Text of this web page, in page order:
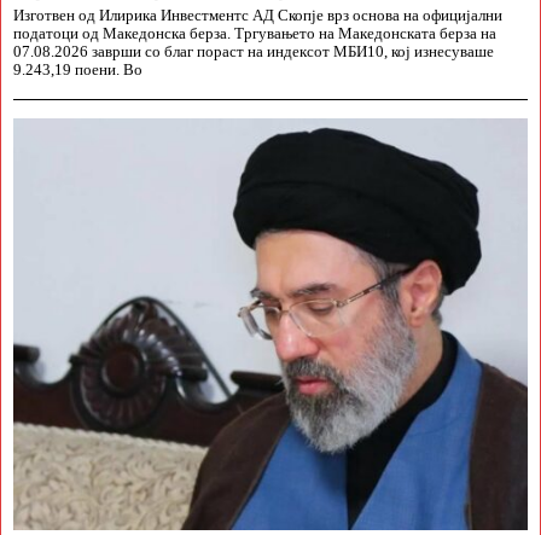
Изготвен од Илирика Инвестментс АД Скопје врз основа на официјални
податоци од Македонска берза. Тргувањето на Македонската берза на
07.08.2026 заврши со благ пораст на индексот МБИ10, кој изнесуваше
9.243,19 поени. Во